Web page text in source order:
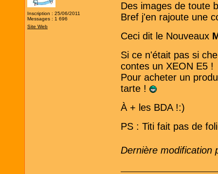
Inscription : 25/06/2011
Messages : 1 696
Site Web
Des images de toute
Bref j'en rajoute une
Ceci dit le Nouveaux
Si ce n'était pas si
contes un XEON E5 !
Pour acheter un
tarte !
À + les BDA !:)
PS : Titi fait pas de
Dernière modification